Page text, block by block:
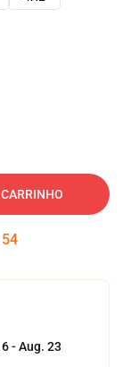
54
- Aug. 23